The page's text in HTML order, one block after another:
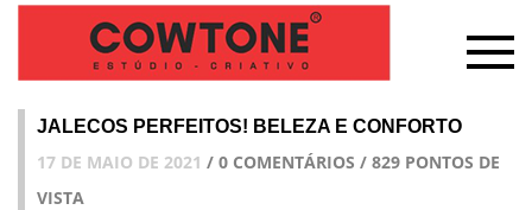
JALECOS PERFEITOS! BELEZA E CONFORTO
17 DE MAIO DE 2021 / 0 COMENTÁRIOS / 829 PONTOS DE
VISTA